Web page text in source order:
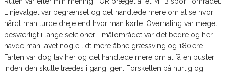
Linjevalget var begrænset og det handlede mere om at se hvor
hårdt man turde dreje end hvor man kørte. Overhaling var meget
besværligt i lange sektioner. I målområdet var det bedre og her
havde man lavet nogle lidt mere åbne græssving og 180’ere.
Farten var dog lav her og det handlede mere om at få en puster
inden den skulle trædes i gang igen. Forskellen på hurtig og